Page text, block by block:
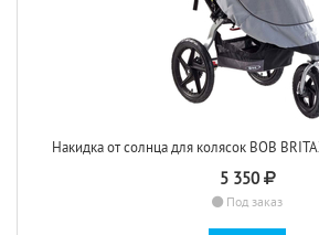
Накидка от солнца для колясок BOB
5 350
Под заказ